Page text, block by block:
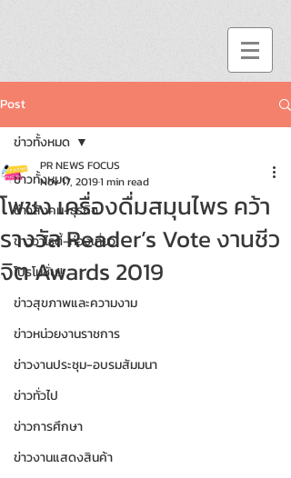
Post
ข่าวทั้งหมด
ข่าวสังคม-ธุรกิจ
ข่าววาไรตี้-ท่องเที่ยว
โปรโมชั่น!!
ข่าวสุขภาพและความงาม
ข่าวหน่วยงานราชการ
ข่าวงานประชุม-อบรมสัมมนา
ข่าวทั่วไป
ข่าวการศึกษา
ข่าวงานแสดงสินค้า
ข่าวทั้งหมด
โพชง เครื่องดื่มสมุนไพร คว้า
รางวัล Reader’s Vote งานชีว
จิต Awards 2019
PR NEWS FOCUS
Nov 17, 20191 min read